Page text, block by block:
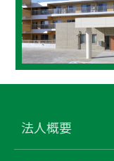
法人概要